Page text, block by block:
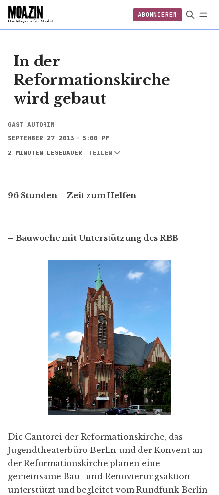
ABONNIEREN
EINLOGGEN
ABONNIEREN
In der
Reformationskirche
wird gebaut
GAST AUTORIN
SEPTEMBER 27 2013
5:00 PM
2 MINUTEN LESEDAUER
TEILEN
96 Stunden – Zeit zum Helfen
– Bauwoche mit Unterstützung des RBB
Die Cantorei der Reformationskirche, das
Jugendtheaterbüro Berlin und der Konventan
der Reformationskirche planen eine
gemeinsame Bau- und Renovierungsaktion –
unterstützt und begleitet vom Rundfunk Berlin